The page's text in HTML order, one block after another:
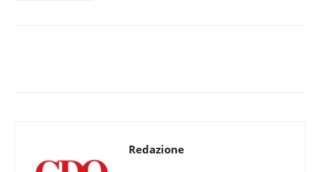
Redazione